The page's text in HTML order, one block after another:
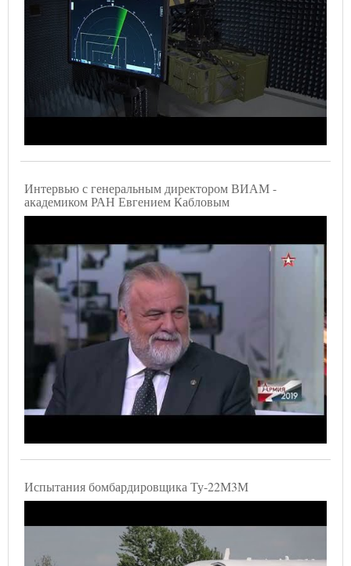
Интервью с генеральным директором ВИАМ -
академиком РАН Евгением Кабловым
Испытания бомбардировщика Ту-22М3М